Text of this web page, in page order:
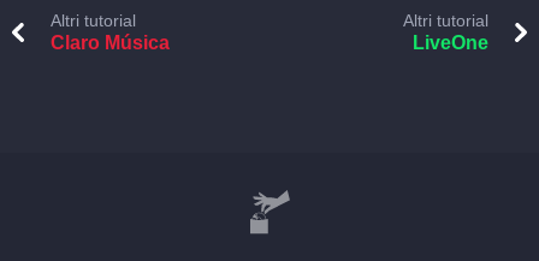
Altri tutorial
Claro Música
Altri tutorial
LiveOne